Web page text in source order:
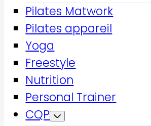
Pilates Matwork
Pilates appareil
Yoga
Freestyle
Nutrition
Personal Trainer
CQP
60 bis, rue de Bellevue
92100 Boulogne Billancourt
Voir le numéro
Voir le mail